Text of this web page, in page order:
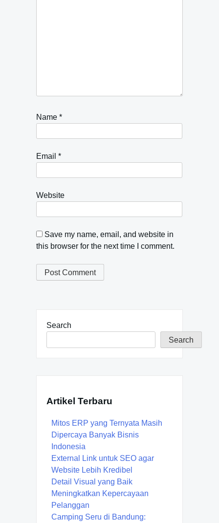
Name *
Email *
Website
Save my name, email, and website in
this browser for the next time I comment.
Search
Search
Artikel Terbaru
Mitos ERP yang Ternyata Masih
Dipercaya Banyak Bisnis
Indonesia
External Link untuk SEO agar
Website Lebih Kredibel
Detail Visual yang Baik
Meningkatkan Kepercayaan
Pelanggan
Camping Seru di Bandung: